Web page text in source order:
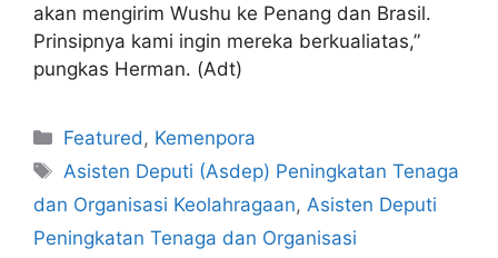
akan mengirim Wushu ke Penang dan Brasil.
Prinsipnya kami ingin mereka berkualiatas,”
pungkas Herman. (Adt)
Featured , Kemenpora
Asisten Deputi (Asdep) Peningkatan Tenaga
dan Organisasi Keolahragaan, Asisten Deputi
Peningkatan Tenaga dan Organisasi